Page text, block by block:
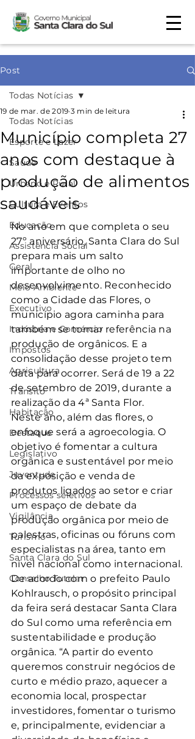
Post
Todas Notícias
Esporte e Lazer
Saúde
Urbano e Rural
Cultura e Eventos
Educação
Assistência Social
Geral
Meio Ambiente
Executivo
Indústria e Comércio
Impostos
Agricultura
Trânsito
Habitação
Destaque
Legislativo
Juventude
Processos seletivos
Vigilância
Turismo
Santa Clara do Sul
Conselho Tutelar
Todas Notícias
Município completa 27
anos com destaque à
produção de alimentos
saudáveis
19 de mar. de 2019 3 min de leitura
No ano em que completa o seu
27º aniversário, Santa Clara do Sul
prepara mais um salto
importante de olho no
desenvolvimento. Reconhecido
como a Cidade das Flores, o
município agora caminha para
também se tornar referência na
produção de orgânicos. E a
consolidação desse projeto tem
data para ocorrer. Será de 19 a 22
de setembro de 2019, durante a
realização da 4ª Santa Flor.
Neste ano, além das flores, o
enfoque será a agroecologia. O
objetivo é fomentar a cultura
orgânica e sustentável por meio
da exposição e venda de
produtos ligados ao setor e criar
um espaço de debate da
produção orgânica por meio de
palestras, oficinas ou fóruns com
especialistas na área, tanto em
nível nacional como internacional.
De acordo com o prefeito Paulo
Kohlrausch, o propósito principal
da feira será destacar Santa Clara
do Sul como uma referência em
sustentabilidade e produção
orgânica. “A partir do evento
queremos construir negócios de
curto e médio prazo, aquecer a
economia local, prospectar
investidores, fomentar o turismo
e, principalmente, evidenciar a